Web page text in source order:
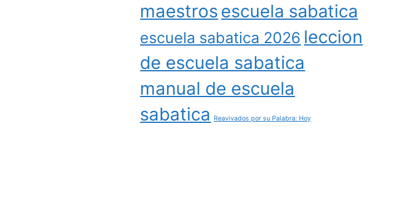
maestros escuela sabatica
escuela sabatica 2026 leccion
de escuela sabatica
manual de escuela
sabatica
Reavivados por su Palabra: Hoy